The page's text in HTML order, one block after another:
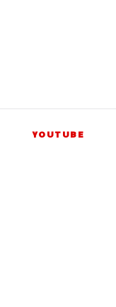
YOUTUBE